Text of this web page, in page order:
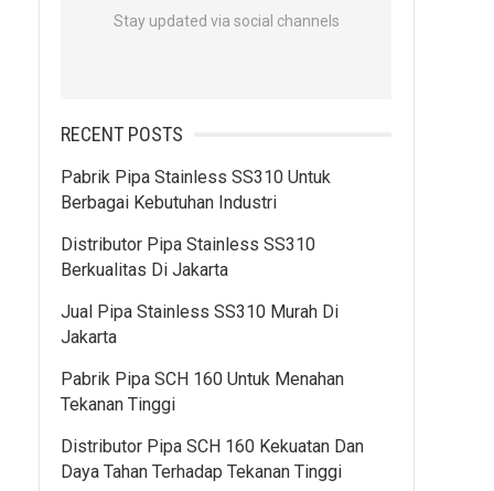
Stay updated via social channels
RECENT POSTS
Pabrik Pipa Stainless SS310 Untuk
Berbagai Kebutuhan Industri
Distributor Pipa Stainless SS310
Berkualitas Di Jakarta
Jual Pipa Stainless SS310 Murah Di
Jakarta
Pabrik Pipa SCH 160 Untuk Menahan
Tekanan Tinggi
Distributor Pipa SCH 160 Kekuatan Dan
Daya Tahan Terhadap Tekanan Tinggi